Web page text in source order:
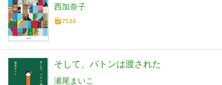
西加奈子
7534
そして、バトンは渡された
瀬尾まいこ